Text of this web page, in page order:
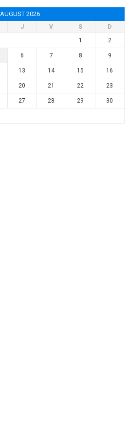
AUGUST 2026
J V S
D
1
2
6 7 8 9
13 14 15 16
20 21 22 23
27 28 29 30